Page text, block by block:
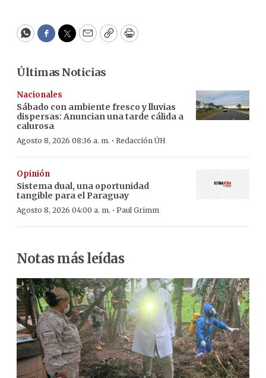
WhatsApp
Facebook
Twitter
EmailCopyPrint
Últimas Noticias
Nacionales
Sábado con ambiente fresco y lluvias
dispersas: Anuncian una tarde cálida a
calurosa
Agosto 8, 2026 08:36 a. m. · Redacción ÚH
Opinión
Sistema dual, una oportunidad
tangible para el Paraguay
Agosto 8, 2026 04:00 a. m. · Paul Grimm
Notas más leídas